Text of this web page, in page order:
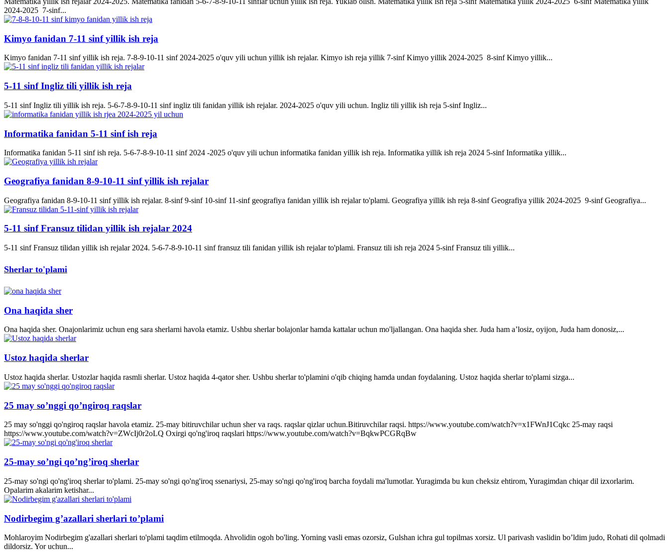
2024-2025 7-sinf...
Kimyo fanidan 7-11 sinf yillik ish reja
Kimyo fanidan 7-11 sinf yillik ish reja. 7-8-9-10-11 sinf 2024-2025 o'quv yili uchun yillik ish rejalar. Kimyo ish reja yillik 7-sinf Kimyo yillik 2024-2025 8-sinf Kimyo yillik...
5-11 sinf Ingliz tili yillik ish reja
5-11 sinf Ingliz tili yillik ish reja. 5-6-7-8-9-10-11 sinf ingliz tili fanidan yillik ish rejalar. 2024-2025 o'quv yili uchun. Ingliz tili yillik ish reja 5-sinf Ingliz...
Informatika fanidan 5-11 sinf ish reja
Informatika fanidan 5-11 sinf ish reja. 5-6-7-8-9-10-11 sinf 2024 -2025 o'quv yili uchun informatika fanidan yillik ish reja. Informatika yillik ish reja 2024 5-sinf Informatika yillik...
Geografiya fanidan 8-9-10-11 sinf yillik ish rejalar
Geografiya fanidan 8-9-10-11 sinf yillik ish rejalar. 8-sinf 9-sinf 10-sinf 11-sinf geografiya fanidan yillik ish rejalar to'plami. Geografiya yillik ish reja 8-sinf Geografiya yillik 2024-2025 9-sinf Geografiya...
5-11 sinf Fransuz tilidan yillik ish rejalar 2024
5-11 sinf Fransuz tilidan yillik ish rejalar 2024. 5-6-7-8-9-10-11 sinf fransuz tili fanidan yillik ish rejalar to'plami. Fransuz tili ish reja 2024 5-sinf Fransuz tili yillik...
Sherlar to'plami
Ona haqida sher
Ona haqida sher. Onajonlarimiz uchun eng sara sherlarni havola etamiz. Ushbu sherlar bolajonlar hamda kattalar uchun mo'ljallangan. Ona haqida sher. Juda ham a’losiz, oyijon, Juda ham donosiz,...
Ustoz haqida sherlar
Ustoz haqida sherlar. Ustozlar haqida rasmli sherlar. Ustoz haqida 4-qator sher. Ushbu sherlar to'plamini o'qib chiqing hamda undan foydalaning. Ustoz haqida sherlar to'plami sizga...
25 may so’nggi qo’ngiroq raqslar
25 may so'nggi qo'ngiroq raqslar havola etamiz. 25-may bitiruvchilar uchun sher va raqs. raqslar qizlar uchun.Bitiruvchilar raqsi. https://www.youtube.com/watch?v=x1FWnJ1Cqkc 25-may raqsi
https://www.youtube.com/watch?v=ZWcIj0r2oLQ Oxirgi qo'ng'iroq raqslari https://www.youtube.com/watch?v=BqkwPCGRqBw
25-may so’ngi qo’ng’iroq sherlar
25-may so'ngi qo'ng'iroq sherlar to'plami. 25-may so'ngi qo'ng'iroq ssenariysi, 25-may so'ngi qo'ng'iroq barcha foydali ma'lumotlar. Yuragimda bu kun cheksiz ehtirom, Yuragimdan chiqar dil izxorlarim.
Opalarim akalarim ketishar...
Nodirbegim g’azallari sherlari to’plami
Mohlaroyim Nodirbegim g'azallari sherlari to'plami taqdim etilmoqda. Ahvolidin ogoh bo'ling. Yorning vasli emas ozorsiz, Gulshan ichra gul topilmas xorsiz. Ul parivash vaslidin bo’ldim judo, Rohati dil qolmadi
dildorsiz. Yor uchun...